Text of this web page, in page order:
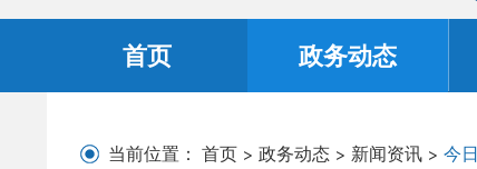
首页 政务动态
当前位置： 首页 > 政务动态 > 新闻资讯 > 今